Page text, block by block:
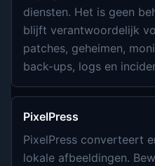
diensten. Het is geen
blijft verantwoordelijk
patches, geheimen,
back-ups, logs en
PixelPress
PixelPress converteert
lokale afbeeldingen.